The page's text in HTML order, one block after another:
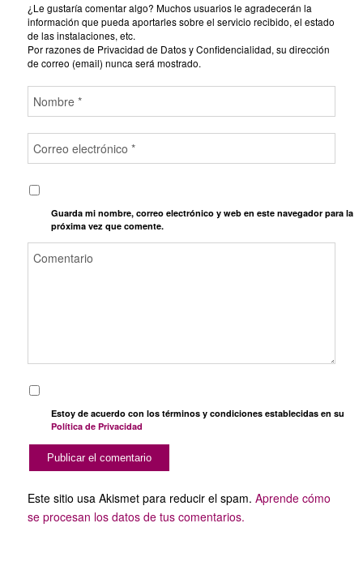
¿Le gustaría comentar algo? Muchos usuarios le agradecerán la
información que pueda aportarles sobre el servicio recibido, el estado
de las instalaciones, etc.
Por razones de Privacidad de Datos y Confidencialidad, su dirección
de correo (email) nunca será mostrado.
Guarda mi nombre, correo electrónico y web en este navegador para la
próxima vez que comente.
Estoy de acuerdo con los términos y condiciones establecidas en su
Política de Privacidad
Este sitio usa Akismet para reducir el spam. Aprende cómo
se procesan los datos de tus comentarios.